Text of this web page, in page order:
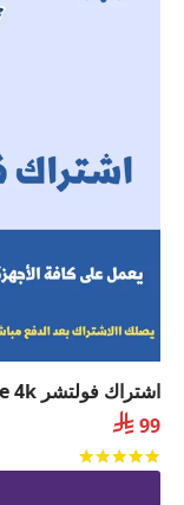
اشتراك فولتشر Vulture 4k لمدة 6 شهور
 99